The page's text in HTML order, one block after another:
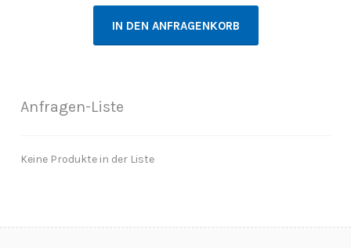
IN DEN ANFRAGENKORB
Anfragen-Liste
Keine Produkte in der Liste